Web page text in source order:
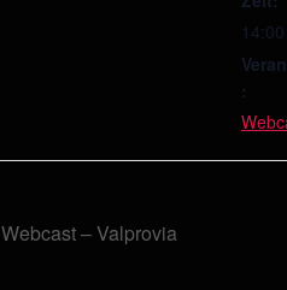
:
Webcast – Valprovia